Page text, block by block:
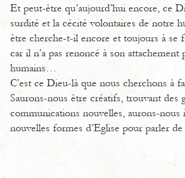
Et peut-être qu’aujourd’hui encore, ce
surdité et la cécité volontaires de notre
être cherche-t-il encore et toujours à se
car il n’a pas renoncé à son attachement
humains…
C’est ce Dieu-là que nous cherchons à
Saurons-nous être créatifs, trouvant des
communications nouvelles, aurons-nous
nouvelles formes d’Eglise pour parler